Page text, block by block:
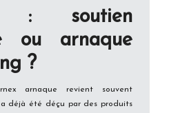
: soutien
ou arnaque
?
arnaque revient souvent
a déjà été déçu par des produits